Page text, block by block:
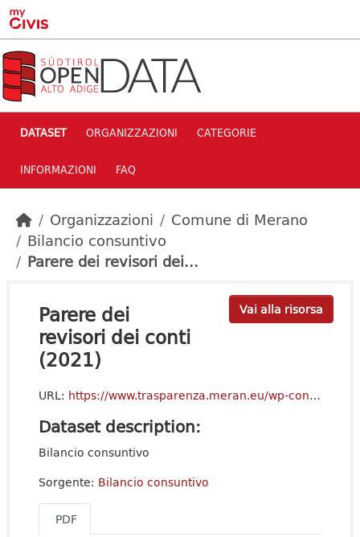
Skip to main content
DATASET ORGANIZZAZIONI CATEGORIE
INFORMAZIONI FAQ
Organizzazioni
Comune di Merano
Bilancio consuntivo
Parere dei revisori dei...
Vai alla risorsa
Parere dei
revisori dei conti
(2021)
URL: https://www.trasparenza.meran.eu/wp-content/uploads/2022/08/g-Bericht-der-Rechnungsrevisoren-zur-Abschlussrechnung-2021.pdf
Dataset description:
Bilancio consuntivo
Sorgente: Bilancio consuntivo
PDF